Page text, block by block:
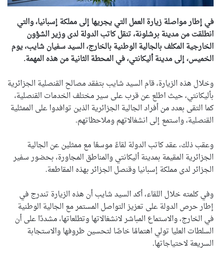
في إطار مواصلة زيارة العمل التي يجريها إلى مملكة إسبانيا، والتي
انطلقت من مدينة برشلونة، تنقل كاتب الدولة لدى وزير الشؤون
الخارجية المكلف بالجالية الوطنية بالخارج، السيد سفيان شايب، يوم
الخميس، إلى مدينة أليكانتي، في المحطة الثانية من هذه المهمة.
وخلال هذه الزيارة، قام السيد شايب بتفقد مصالح القنصلية الجزائرية
بأليكانتي، حيث اطلع عن قرب على سير مختلف الخدمات القنصلية،
كما التقى بعدد من أفراد الجالية الجزائرية الذين توافدوا على الممثلية
القنصلية، واستمع إلى انشغالاتهم وملاحظاتهم.
وعقب ذلك، عقد كاتب الدولة لقاءً موسعًا مع ممثلين عن الجالية
الجزائرية المقيمة بمدينة أليكانتي والمناطق المجاورة، بحضور سفير
الجزائر لدى مملكة إسبانيا وقنصل الجزائر بهذه المقاطعة.
وفي كلمته خلال اللقاء، أكد السيد شايب أن هذه الزيارة تندرج في
إطار حرص الدولة على تعزيز التواصل المستمر مع الجالية الوطنية
في الخارج، والاستماع المباشر لانشغالاتها وتطلعاتها، مشددًا على أن
السلطات العليا تولي اهتمامًا خاصًا لتحسين ظروفها والاستجابة
السريعة لاحتياجاتها.